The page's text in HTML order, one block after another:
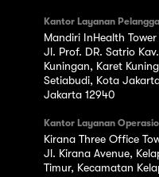
Kantor Layanan
Mandiri InHealth
Jl. Prof. DR. Satrio
Kuningan, Karet
Setiabudi, Kota
Jakarta 12940
Kantor Layanan
Kirana Three Office
Jl. Kirana Avenue,
Timur, Kecamatan